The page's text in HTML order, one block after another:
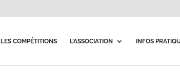
LES COMPÉTITIONS L’ASSOCIATION INFOS